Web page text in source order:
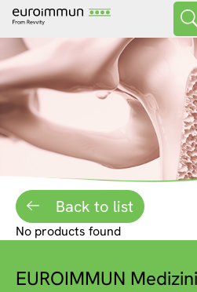
Back to list
No products found
EUROIMMUN